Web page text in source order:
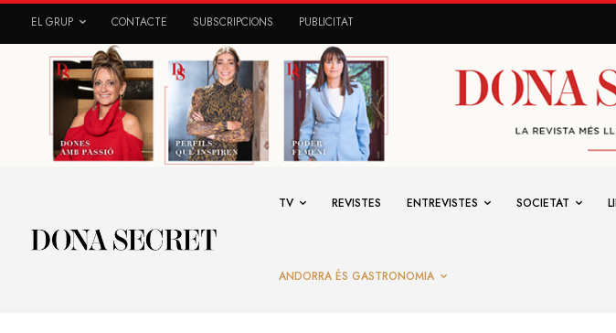
EL GRUP CONTACTE SUBSCRIPCIONS PUBLICITAT
TV REVISTES ENTREVISTES SOCIETAT
ANDORRA ÉS GASTRONOMIA